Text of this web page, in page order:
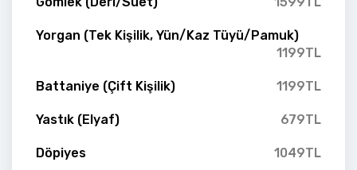
Yorgan (Tek Kişilik, Yün/Kaz Tüyü/Pamuk)
1199TL
Battaniye (Çift Kişilik) 1199TL
Yastık (Elyaf) 679TL
Döpiyes 1049TL